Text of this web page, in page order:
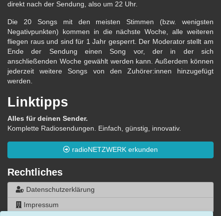
direkt nach der Sendung, also um 22 Uhr.
Die 20 Songs mit den meisten Stimmen (bzw. wenigsten
Negativpunkten) kommen in die nächste Woche, alle weiteren
fliegen raus und sind für 1 Jahr gesperrt. Der Moderator stellt am
Ende der Sendung einen Song vor, der in der sich
anschließenden Woche gewählt werden kann. Außerdem können
jederzeit weitere Songs von den Zuhörer:innen hinzugefügt
werden.
Linktipps
Alles für deinen Sender.
Komplette Radiosendungen. Einfach, günstig, innovativ.
radioNETZWERK erkunden
Rechtliches
Datenschutzerklärung
Impressum